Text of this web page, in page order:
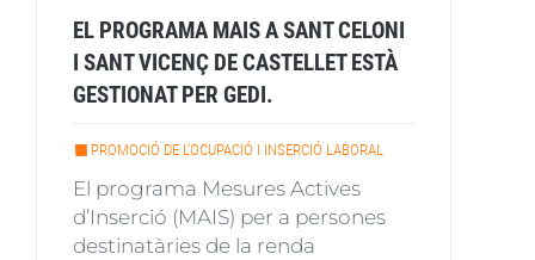
EL PROGRAMA MAIS A SANT CELONI
I SANT VICENÇ DE CASTELLET ESTÀ
GESTIONAT PER GEDI.
PROMOCIÓ DE L'OCUPACIÓ I INSERCIÓ LABORAL
El programa Mesures Actives
d’Inserció (MAIS) per a persones
destinatàries de la renda